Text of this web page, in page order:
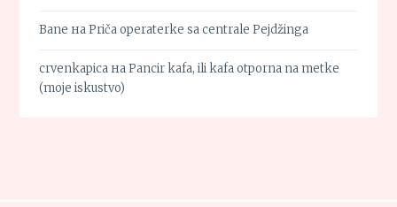
Bane наPriča operaterke sa centrale Pejdžinga
crvenkapica наPancir kafa, ili kafa otporna na metke
(moje iskustvo)